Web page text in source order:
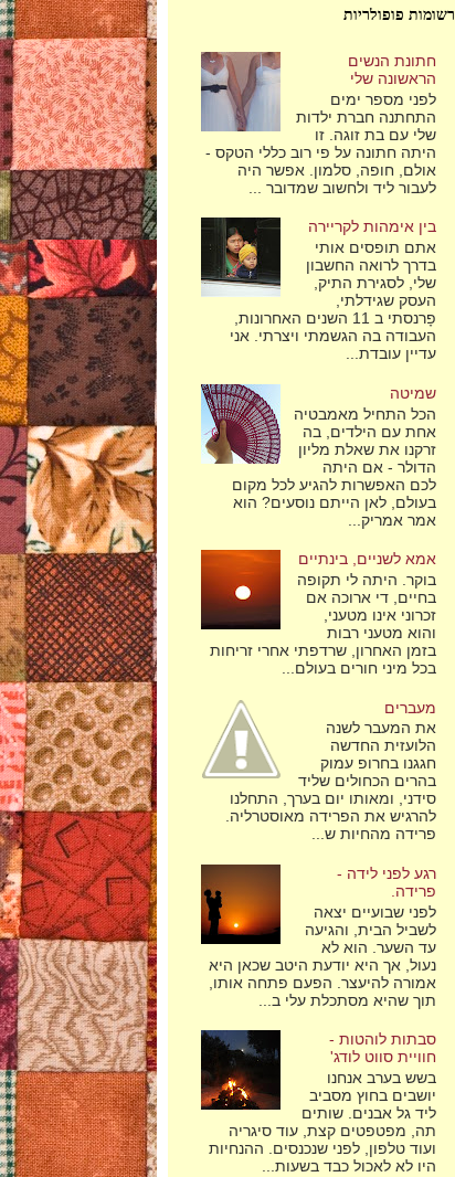
רשומות פופולריות
חתונת הנשים
הראשונה שלי
לפני מספר ימים
התחתנה חברת ילדות
שלי עם בת זוגה. זו
היתה חתונה על פי רוב כללי הטקס -
אולם, חופה, סלמון. אפשר היה
לעבור ליד ולחשוב שמדובר ...
בין אימהות לקריירה
אתם תופסים אותי
בדרך לרואה החשבון
שלי, לסגירת התיק,
העסק שגידלתי,
פָרנסתי ב 11 השנים האחרונות,
העבודה בה הגשמתי ויצרתי. אני
עדיין עובדת...
שמיטה
הכל התחיל מאמבטיה
אחת עם הילדים, בה
זרקנו את שאלת מליון
הדולר - אם היתה
לכם האפשרות להגיע לכל מקום
בעולם, לאן הייתם נוסעים? הוא
אמר אמריק...
אמא לשניים, בינתיים
בוקר. היתה לי תקופה
בחיים, די ארוכה אם
זכרוני אינו מטעני,
והוא מטעני רבות
בזמן האחרון, שרדפתי אחרי זריחות
בכל מיני חורים בעולם...
מעברים
את המעבר לשנה
הלועזית החדשה
חגגנו בחרופ עמוק
בהרים הכחולים שליד
סידני, ומאותו יום בערך, התחלנו
להרגיש את הפרידה מאוסטרליה.
פרידה מהחיות ש...
רגע לפני לידה -
פרידה.
לפני שבועיים יצאה
לשביל הבית, והגיעה
עד השער. הוא לא
נעול, אך היא יודעת היטב שכאן היא
אמורה להיעצר. הפעם פתחה אותו,
תוך שהיא מסתכלת עלי ב...
סבתות לוהטות -
חוויית סווט לודג'
בשש בערב אנחנו
יושבים בחוץ מסביב
ליד גל אבנים. שותים
תה, מפטפטים קצת, עוד סיגריה
ועוד טלפון, לפני שנכנסים. ההנחיות
היו לא לאכול כבד בשעות...